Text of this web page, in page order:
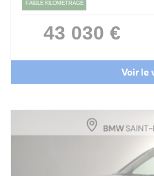
FAIBLE KILOMÉTRAGE
43 030 €
Voir le